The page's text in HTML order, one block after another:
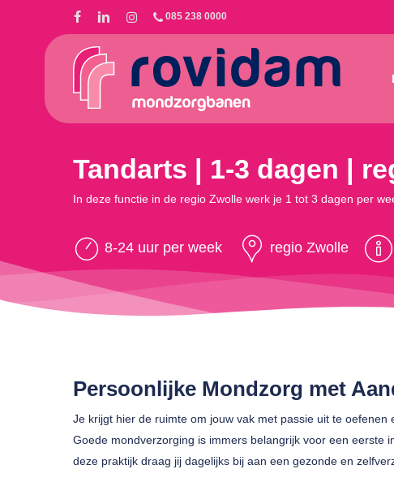
085 238 0000
Tandarts | 1-3 dagen |
In deze functie in de regio Zwolle werk je 1 tot 3 dagen per
8-24 uur per week regio Zwolle
Persoonlijke Mondzorg met
Je krijgt hier de ruimte om jouw vak met passie uit te oefenen
Goede mondverzorging is immers belangrijk voor een eerste
deze praktijk draag jij dagelijks bij aan een gezonde en